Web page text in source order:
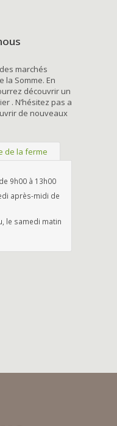
marchés
la Somme. En
découvrir un
. N’hésitez pas a
de nouveaux
de la ferme
9h00 à 13h00
après-midi de
le samedi matin